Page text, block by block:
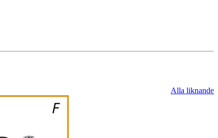
Alla liknande